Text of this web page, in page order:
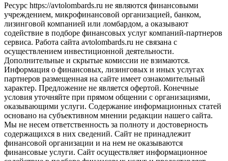
Ресурс https://avtolombards.ru не являются финансовыми
учреждением, микрофинансовой организацией, банком,
лизинговой компанией или ломбардом, а оказывают
содействие в подборе финансовых услуг компаний-партнеров
сервиса. Работа сайта avtolombards.ru не связана с
осуществлением инвестиционной деятельности.
Дополнительные и скрытые комиссии не взимаются.
Информация о финансовых, лизинговых и иных услугах
партнеров размещенная на сайте имеет ознакомительный
характер. Предложение не является офертой. Конечные
условия уточняйте при прямом общении с организациями,
оказывающими услуги. Содержание информационных статей
основано на субъективном мнении редакции нашего сайта.
Мы не несем ответственность за полноту и достоверность
содержащихся в них сведений. Сайт не принадлежит
финансовой организации и на нем не оказываются
финансовые услуги. Сайт осуществляет информационное